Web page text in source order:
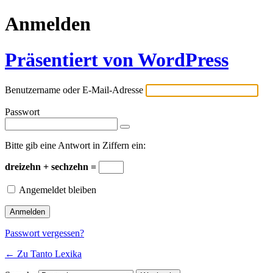
Anmelden
Präsentiert von WordPress
Benutzername oder E-Mail-Adresse
Passwort
Bitte gib eine Antwort in Ziffern ein:
dreizehn + sechzehn =
Angemeldet bleiben
Passwort vergessen?
← Zu Tanto Lexika